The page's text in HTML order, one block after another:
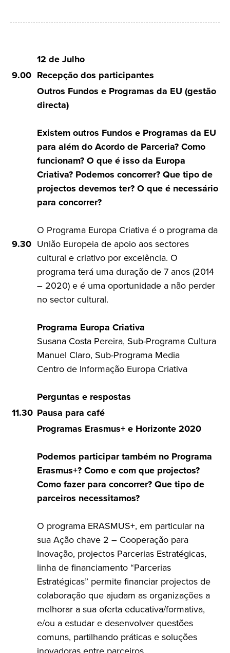
12 de Julho
9.00 Recepção dos participantes
9.30
Outros Fundos e Programas da EU (gestão
directa)
Existem outros Fundos e Programas da EU
para além do Acordo de Parceria? Como
funcionam? O que é isso da Europa
Criativa? Podemos concorrer? Que tipo de
projectos devemos ter? O que é necessário
para concorrer?
O Programa Europa Criativa é o programa da
União Europeia de apoio aos sectores
cultural e criativo por excelência. O
programa terá uma duração de 7 anos (2014
– 2020) e é uma oportunidade a não perder
no sector cultural.
Programa Europa Criativa
Susana Costa Pereira, Sub-Programa Cultura
Manuel Claro, Sub-Programa Media
Centro de Informação Europa Criativa
Perguntas e respostas
11.30 Pausa para café
Programas Erasmus+ e Horizonte 2020
Podemos participar também no Programa
Erasmus+? Como e com que projectos?
Como fazer para concorrer? Que tipo de
parceiros necessitamos?
O programa ERASMUS+, em particular na
sua Ação chave 2 – Cooperação para
Inovação, projectos Parcerias Estratégicas,
linha de financiamento “Parcerias
Estratégicas” permite financiar projectos de
colaboração que ajudam as organizações a
melhorar a sua oferta educativa/formativa,
e/ou a estudar e desenvolver questões
comuns, partilhando práticas e soluções